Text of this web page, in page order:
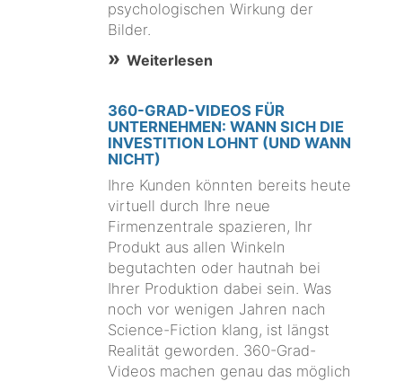
psychologischen Wirkung der
Bilder.
Weiterlesen
360-GRAD-VIDEOS FÜR
UNTERNEHMEN: WANN SICH DIE
INVESTITION LOHNT (UND WANN
NICHT)
Ihre Kunden könnten bereits heute
virtuell durch Ihre neue
Firmenzentrale spazieren, Ihr
Produkt aus allen Winkeln
begutachten oder hautnah bei
Ihrer Produktion dabei sein. Was
noch vor wenigen Jahren nach
Science-Fiction klang, ist längst
Realität geworden. 360-Grad-
Videos machen genau das möglich